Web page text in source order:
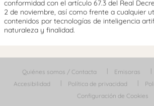
conformidad con el artículo 67.3 del Real
2 de noviembre, así como frente a cualquier
contenidos por tecnologías de inteligencia
naturaleza y finalidad.
Quiénes somos / Contacta Emisoras
Accesibilidad
Política de privacidad
Configuración de Cookies